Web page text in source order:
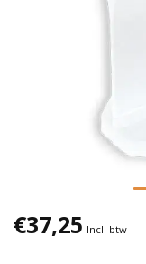
€37,25 Incl. btw